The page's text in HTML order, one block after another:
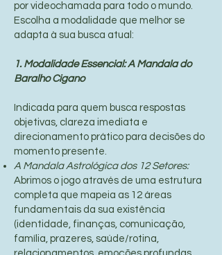
por videochamada para todo o mundo.
Escolha a modalidade que melhor se
adapta à sua busca atual:
1. Modalidade Essencial: A Mandala do
Baralho Cigano
Indicada para quem busca respostas
objetivas, clareza imediata e
direcionamento prático para decisões do
momento presente.
A Mandala Astrológica dos 12 Setores:
Abrimos o jogo através de uma estrutura
completa que mapeia as 12 áreas
fundamentais da sua existência
(identidade, finanças, comunicação,
família, prazeres, saúde/rotina,